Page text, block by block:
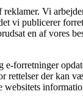
reklamer. Vi
vi publicerer
en af vores
e-forretninger
rettelser der kan
websitets